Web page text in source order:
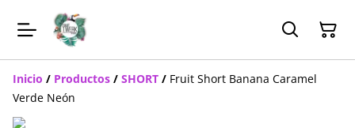
Inicio / Productos / SHORT / Fruit Short Banana Caramel
Verde Neón